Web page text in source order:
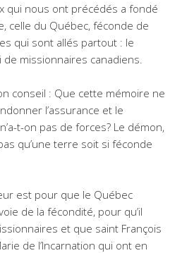
qui nous ont précédés a fondé
celle du Québec, féconde de
qui sont allés partout : le
missionnaires canadiens.
conseil : Que cette mémoire ne
l’assurance et le
t-on pas de forces? Le démon,
qu’une terre soit si féconde
est pour que le Québec
de la fécondité, pour qu’il
et que saint François
de l’Incarnation qui ont en